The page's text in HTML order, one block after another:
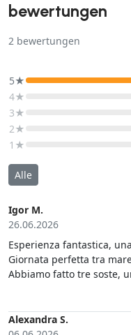
bewertungen
2 bewertungen
5★
4★
3★
2★
1★
Alle
Igor M.
26.06.2026
Esperienza fantastica,
Giornata perfetta tra
Abbiamo fatto tre soste,
dove abbiamo anche
Giorgio, sempre
Alexandra S.